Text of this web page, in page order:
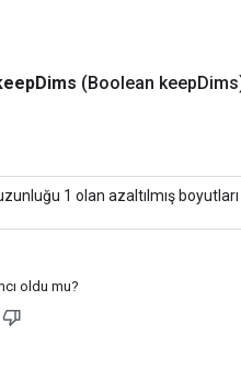
Dims (Boolean keep
1 olan azaltılmış
oldu mu?